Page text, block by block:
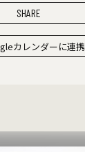
SHARE
カレンダーに連携